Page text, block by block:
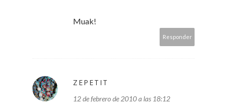
Muak!
Responder
ZEPETIT
12 de febrero de 2010 a las 18:12